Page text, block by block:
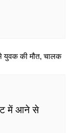
में आने से